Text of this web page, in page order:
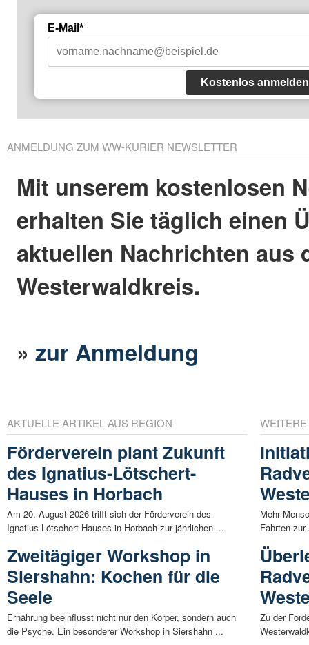
E-Mail*
Kostenlos anmelden
ANMELDUNG ZUM WW-KURIER NEWSLETTER
Mit unserem kostenlosen
erhalten Sie täglich einen
aktuellen Nachrichten aus
Westerwaldkreis.
»zur Anmeldung
AKTUELLE ARTIKEL AUS REGION
Förderverein plant Zukunft
des Ignatius-Lötschert-
Hauses in Horbach
Am 20. August 2026 trifft sich der Förderverein des
Ignatius-Lötschert-Hauses in Horbach zur jährlichen ...
Zweitägiger Workshop in
Siershahn: Kochen für die
Seele
Ernährung beeinflusst nicht nur den Körper, sondern auch
die Psyche. Ein besonderer Workshop in Siershahn ...
Mehr
Fahrten
Zu der